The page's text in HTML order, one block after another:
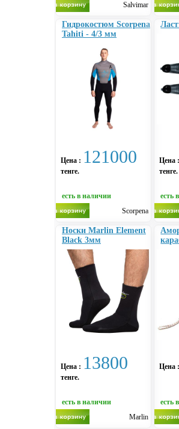
Salvimar
Гидрокостюм Scorpena
Tahiti - 4/3 мм
Цена : 121000
тенге.
есть в наличии
Scorpena
Цена
тенге.
есть
Носки Marlin Element
Black 3мм
Цена : 13800
тенге.
есть в наличии
Marlin
Цена
есть